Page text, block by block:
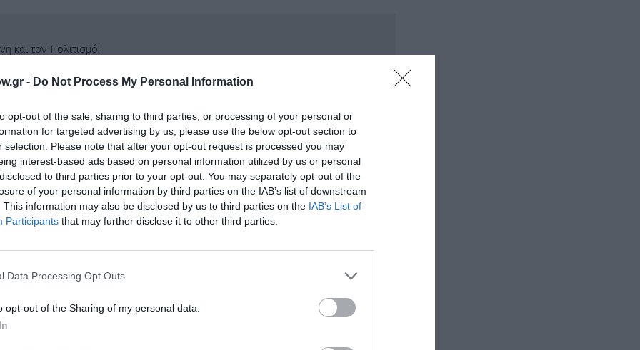
- Do Not Process My Personal Information
opt-out of the sale, sharing to third parties, or processing of your personal or
for targeted advertising by us, please use the below opt-out section to
selection. Please note that after your opt-out request is processed you may
interest-based ads based on personal information utilized by us or personal
to third parties prior to your opt-out. You may separately opt-out of the
of your personal information by third parties on the IAB’s list of downstream
This information may also be disclosed by us to third parties on the IAB’s List of
Participants that may further disclose it to other third parties.
Data Processing Opt Outs
opt-out of the Sharing of my personal data.
και τον Πολιτισμό!
Άρθρα